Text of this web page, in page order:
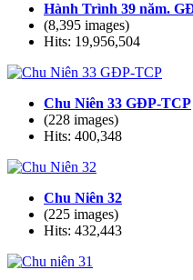
Hành Trình 39 năm.
(8,395 images)
Hits: 19,956,504
Chu Niên 33 GĐP-TCP
(228 images)
Hits: 400,348
Chu Niên 32
(225 images)
Hits: 432,443